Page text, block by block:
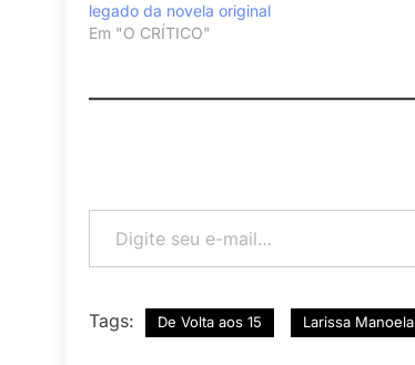
legado da novela original
Em "O CRÍTICO"
Digite seu e-mail…
Tags: De Volta aos 15 Larissa Manoela